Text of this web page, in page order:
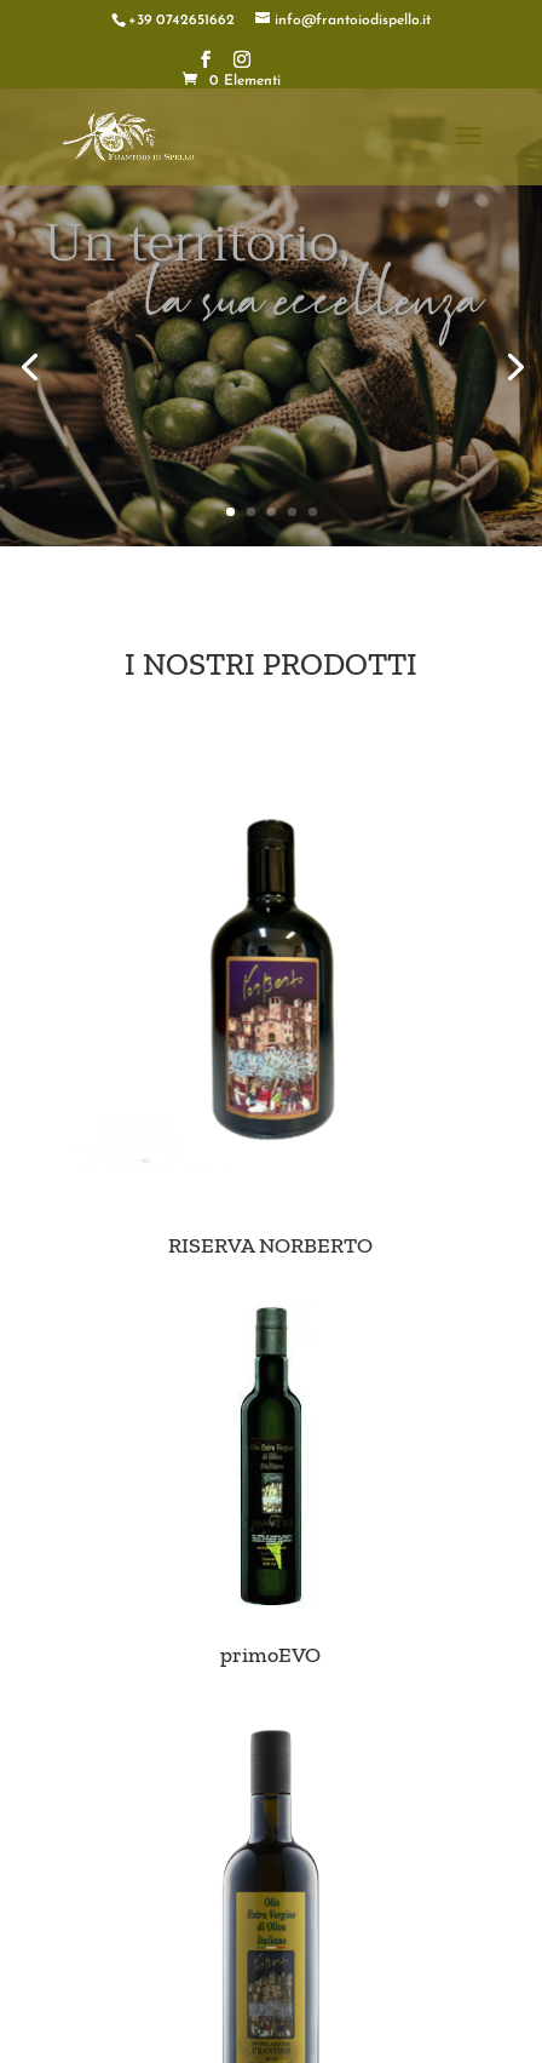
+39 0742651662 info@frantoiodispello.it
0 Elementi
I NOSTRI PRODOTTI
RISERVA NORBERTO
primoEVO